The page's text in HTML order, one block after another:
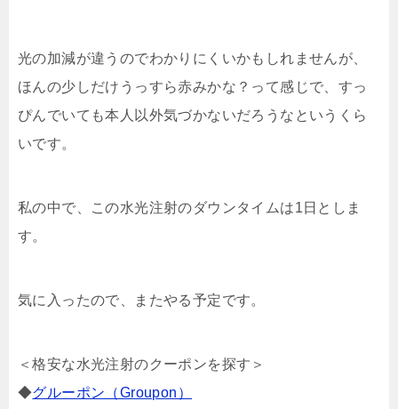
光の加減が違うのでわかりにくいかもしれませんが、
ほんの少しだけうっすら赤みかな？って感じで、すっ
ぴんでいても本人以外気づかないだろうなというくら
いです。
私の中で、この水光注射のダウンタイムは1日としま
す。
気に入ったので、またやる予定です。
＜格安な水光注射のクーポンを探す＞
◆グルーポン（Groupon）